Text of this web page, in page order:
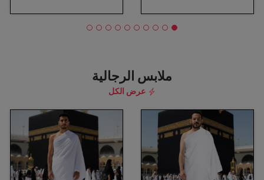
ملابس الرجالية
عرض الكل